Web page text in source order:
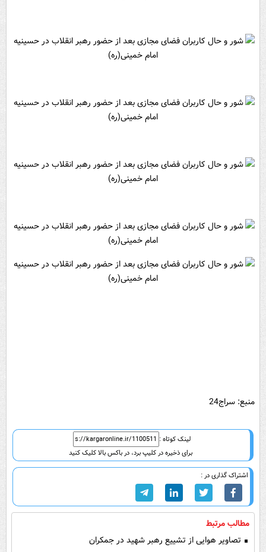
منبع: سراج24
لینک کوتاه :
برای ذخیره در کلیپ برد، در باکس بالا کلیک کنید
اشتراک گذاری در :
مطالب مرتبط
تصاویر هوایی از تشییع رهبر شهید در جمکران